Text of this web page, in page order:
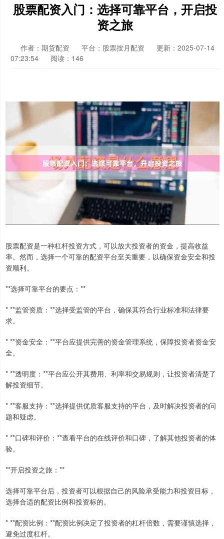
股票配资入门：选择可靠平台，开启投
资之旅
作者：期货配资 平台：股票按月配资
更新：2025-07-14
07:23:54
阅读：146
股票配资是一种杠杆投资方式，可以放大投资者的资金，提高收益
率。然而，选择一个可靠的配资平台至关重要，以确保资金安全和投
资顺利。
**选择可靠平台的要点：**
* **监管资质：**选择受监管的平台，确保其符合行业标准和法律要
求。
* **资金安全：**平台应提供完善的资金管理系统，保障投资者资金安
全。
* **透明度：**平台应公开其费用、利率和交易规则，让投资者清楚了
解投资细节。
* **客服支持：**选择提供优质客服支持的平台，及时解决投资者的问
题和疑虑。
* **口碑和评价：**查看平台的在线评价和口碑，了解其他投资者的体
验。
**开启投资之旅：**
选择可靠平台后，投资者可以根据自己的风险承受能力和投资目标，
选择合适的配资比例和投资标的。
* **配资比例：**配资比例决定了投资者的杠杆倍数，需要谨慎选择，
避免过度杠杆。